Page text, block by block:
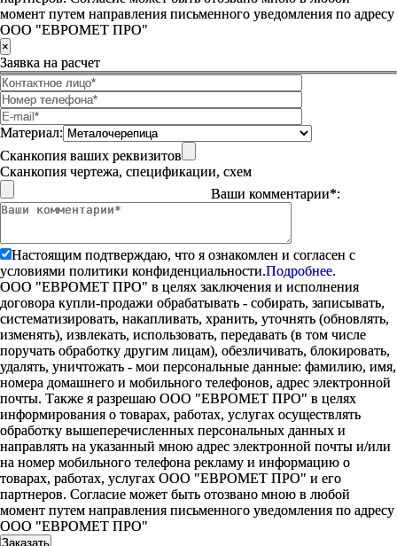
момент путем направления письменного уведомления по адресу
ООО "ЕВРОМЕТ ПРО"
×
Заявка на расчет
Материал:
Сканкопия ваших реквизитов
Сканкопия чертежа, спецификации, схем
Ваши комментарии*:
Настоящим подтверждаю, что я ознакомлен и согласен с
условиями политики конфиденциальности.Подробнее.
ООО "ЕВРОМЕТ ПРО" в целях заключения и исполнения
договора купли-продажи обрабатывать - собирать, записывать,
систематизировать, накапливать, хранить, уточнять (обновлять,
изменять), извлекать, использовать, передавать (в том числе
поручать обработку другим лицам), обезличивать, блокировать,
удалять, уничтожать - мои персональные данные: фамилию, имя,
номера домашнего и мобильного телефонов, адрес электронной
почты. Также я разрешаю ООО "ЕВРОМЕТ ПРО" в целях
информирования о товарах, работах, услугах осуществлять
обработку вышеперечисленных персональных данных и
направлять на указанный мною адрес электронной почты и/или
на номер мобильного телефона рекламу и информацию о
товарах, работах, услугах ООО "ЕВРОМЕТ ПРО" и его
партнеров. Согласие может быть отозвано мною в любой
момент путем направления письменного уведомления по адресу
ООО "ЕВРОМЕТ ПРО"